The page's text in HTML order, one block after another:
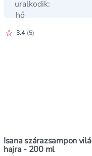
Isana szárazsampon
hajra - 200 ml
Értékelés pontszáma:
3.4 (5)